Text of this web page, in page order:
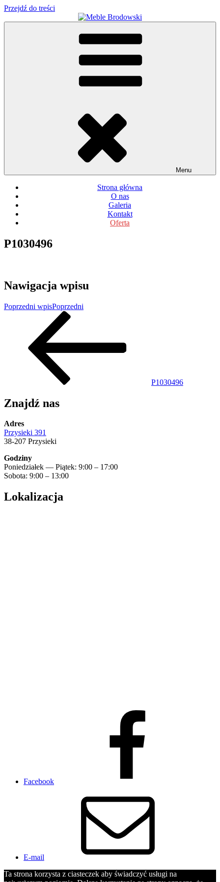
Przejdź do treści
Meble kuchenne specjalnie dla Ciebie!
Menu
Strona główna
O nas
Galeria
Kontakt
Oferta
P1030496
Nawigacja wpisu
Poprzedni wpisPoprzedni
P1030496
Znajdź nas
Adres
Przysieki 391
38-207 Przysieki
Godziny
Poniedziałek — Piątek: 9:00 – 17:00
Sobota: 9:00 – 13:00
Lokalizacja
Facebook
E-mail
Ta strona korzysta z ciasteczek aby świadczyć usługi na